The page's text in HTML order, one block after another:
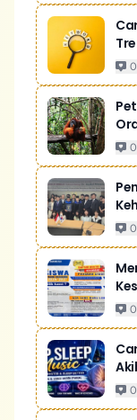
0
0
0
0
0